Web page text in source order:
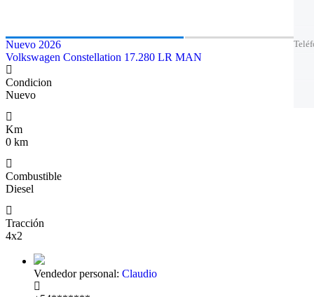
Nuevo 2026
Volkswagen Constellation 17.280 LR MAN
Condicion
Nuevo
Km
0 km
Combustible
Diesel
Tracción
4x2
Vendedor personal: Claudio